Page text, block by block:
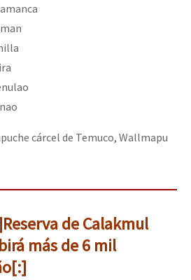
cárcel de Temuco, Wallmapu
de Calakmul
más de 6 mil